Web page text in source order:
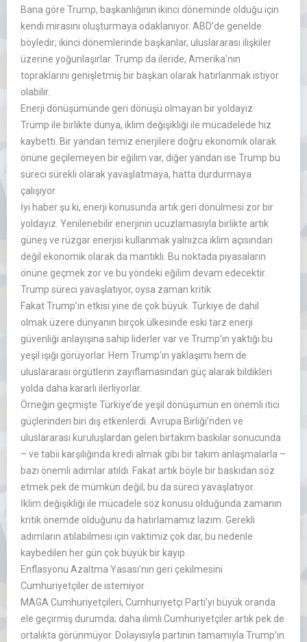
Bana göre Trump, başkanlığının ikinci döneminde olduğu için
kendi mirasını oluşturmaya odaklanıyor. ABD’de genelde
böyledir; ikinci dönemlerinde başkanlar, uluslararası ilişkiler
üzerine yoğunlaşırlar. Trump da ileride, Amerika’nın
topraklarını genişletmiş bir başkan olarak hatırlanmak istiyor
olabilir.
Enerji dönüşümünde geri dönüşü olmayan bir yoldayız
Trump ile birlikte dünya, iklim değişikliği ile mücadelede hız
kaybetti. Bir yandan temiz enerjilere doğru ekonomik olarak
önüne geçilemeyen bir eğilim var, diğer yandan ise Trump bu
süreci sürekli olarak yavaşlatmaya, hatta durdurmaya
çalışıyor.
İyi haber şu ki, enerji konusunda artık geri dönülmesi zor bir
yoldayız. Yenilenebilir enerjinin ucuzlamasıyla birlikte artık
güneş ve rüzgar enerjisi kullanmak yalnızca iklim açısından
değil ekonomik olarak da mantıklı. Bu noktada piyasaların
önüne geçmek zor ve bu yöndeki eğilim devam edecektir.
Trump süreci yavaşlatıyor, oysa zaman kritik
Fakat Trump’ın etkisi yine de çok büyük. Türkiye de dahil
olmak üzere dünyanın birçok ülkesinde eski tarz enerji
güvenliği anlayışına sahip liderler var ve Trump’ın yaktığı bu
yeşil ışığı görüyorlar. Hem Trump’ın yaklaşımı hem de
uluslararası örgütlerin zayıflamasından güç alarak bildikleri
yolda daha kararlı ilerliyorlar.
Örneğin geçmişte Türkiye’de yeşil dönüşümün en önemli itici
güçlerinden biri dış etkenlerdi. Avrupa Birliği’nden ve
uluslararası kuruluşlardan gelen birtakım baskılar sonucunda
– ve tabii karşılığında kredi almak gibi bir takım anlaşmalarla –
bazı önemli adımlar atıldı. Fakat artık böyle bir baskıdan söz
etmek pek de mümkün değil; bu da süreci yavaşlatıyor.
İklim değişikliği ile mücadele söz konusu olduğunda zamanın
kritik önemde olduğunu da hatırlamamız lazım. Gerekli
adımların atılabilmesi için vaktimiz çok dar, bu nedenle
kaybedilen her gün çok büyük bir kayıp.
Enflasyonu Azaltma Yasası’nın geri çekilmesini
Cumhuriyetçiler de istemiyor
MAGA Cumhuriyetçileri, Cumhuriyetçi Parti’yi büyük oranda
ele geçirmiş durumda; daha ılımlı Cumhuriyetçiler artık pek de
ortalıkta görünmüyor. Dolayısıyla partinin tamamıyla Trump’ın